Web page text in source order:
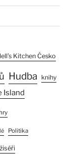
Kitchen Česko
Hudba knihy
Island
Politika